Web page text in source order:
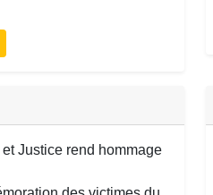
et Justice rend hommage